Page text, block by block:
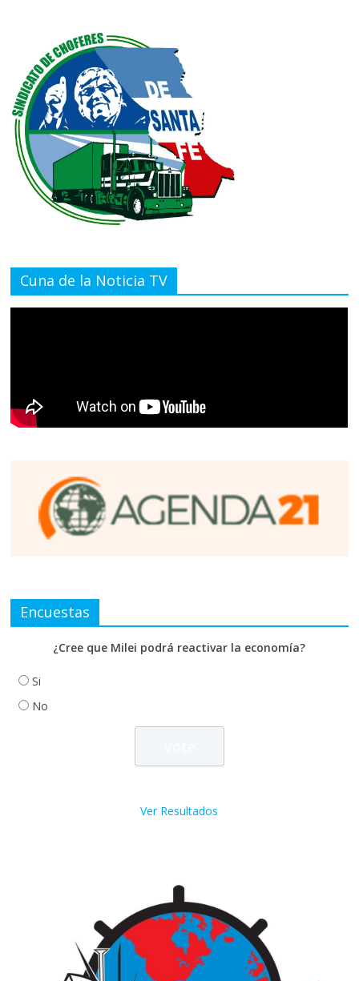
Cuna de la Noticia TV
Encuestas
¿Cree que Milei podrá reactivar la economía?
Si
No
Ver Resultados